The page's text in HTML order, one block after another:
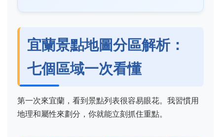
宜蘭景點地圖分區解析：
七個區域一次看懂
第一次來宜蘭，看到景點列表很容易眼花。我習慣用
地理和屬性來劃分，你就能立刻抓住重點。